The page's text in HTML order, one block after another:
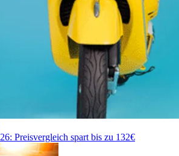
Preisvergleich spart bis zu 132€